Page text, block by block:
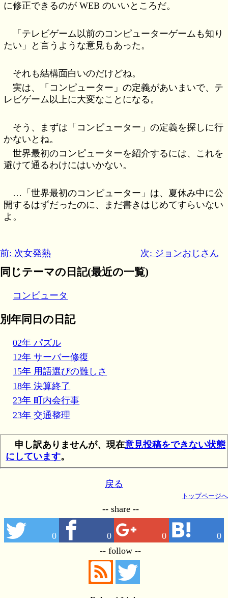
に修正できるのが WEB のいいところだ。
「テレビゲーム以前のコンピューターゲームも知り
たい」と言うような意見もあった。
それも結構面白いのだけどね。
実は、「コンピューター」の定義があいまいで、テ
レビゲーム以上に大変なことになる。
そう、まずは「コンピューター」の定義を探しに行
かないとね。
世界最初のコンピューターを紹介するには、これを
避けて通るわけにはいかない。
…「世界最初のコンピューター」は、夏休み中に公
開するはずだったのに、まだ書きはじめてすらいない
よ。
前: 次女発熱 次: ジョンおじさん
同じテーマの日記(最近の一覧)
コンピュータ
別年同日の日記
02年 パズル
12年 サーバー修復
15年 用語選びの難しさ
18年 決算終了
23年 町内会行事
23年 交通整理
申し訳ありませんが、現在意見投稿をできない状態
にしています。
戻る
トップページへ
-- share --
0 0 0 0
-- follow --